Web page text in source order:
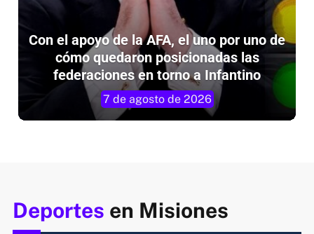
Con el apoyo de la AFA, el uno por uno de
cómo quedaron posicionadas las
federaciones en torno a Infantino
7 de agosto de 2026
Deportes en Misiones